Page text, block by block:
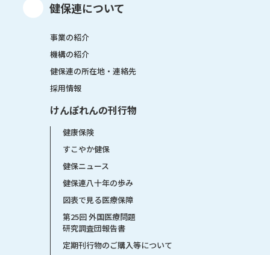
健保連について
事業の紹介
機構の紹介
健保連の所在地・連絡先
採用情報
けんぽれんの刊行物
健康保険
すこやか健保
健保ニュース
健保連八十年の歩み
図表で見る医療保障
第25回 外国医療問題
研究調査団報告書
定期刊行物のご購入等について